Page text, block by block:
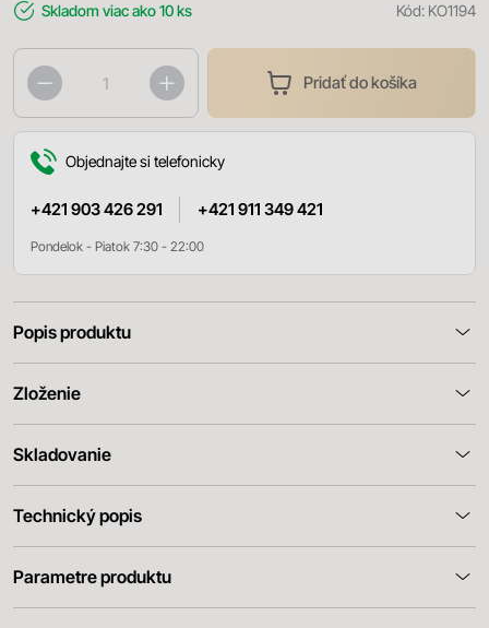
Skladom viac ako 10 ks Kód: KO1194
Pridať do košíka
Objednajte si telefonicky
+421 903 426 291 +421 911 349 421
Pondelok - Piatok 7:30 - 22:00
Popis produktu
Zloženie
Skladovanie
Technický popis
Parametre produktu